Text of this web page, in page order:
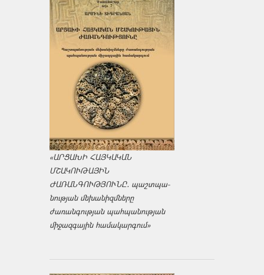
«ԱՐՑԱԽԻ ՀԱՅԿԱԿԱՆ
ՄՇԱԿՈՒԹԱՅԻՆ
ԺԱՌԱՆԳՈՒԹՅՈՒՆԸ․ պաշտպա­
նության մեխանիզմները
ժառանգության պահպանության
միջազ­գային համակարգում»